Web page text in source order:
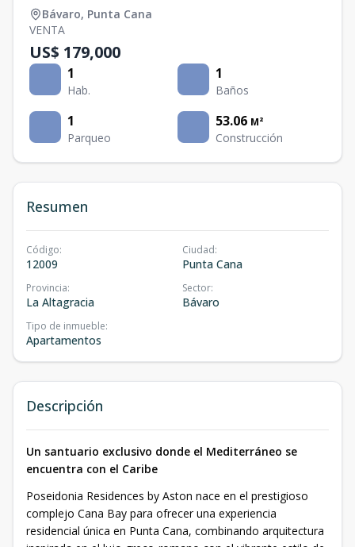
Bávaro, Punta Cana
VENTA
US$ 179,000
1
Hab.
1
Baños
1
Parqueo
53.06 M²
Construcción
Resumen
Código:
12009
Ciudad:
Punta Cana
Provincia:
La Altagracia
Sector:
Bávaro
Tipo de inmueble:
Apartamentos
Descripción
Un santuario exclusivo donde el Mediterráneo se
encuentra con el Caribe
Poseidonia Residences by Aston nace en el prestigioso
complejo Cana Bay para ofrecer una experiencia
residencial única en Punta Cana, combinando arquitectura